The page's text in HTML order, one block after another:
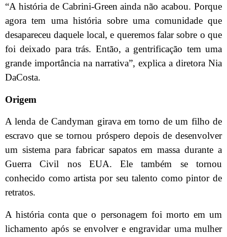
“A história de Cabrini-Green ainda não acabou. Porque
agora tem uma história sobre uma comunidade que
desapareceu daquele local, e queremos falar sobre o que
foi deixado para trás. Então, a gentrificação tem uma
grande importância na narrativa”, explica a diretora Nia
DaCosta.
Origem
A lenda de Candyman girava em torno de um filho de
escravo que se tornou próspero depois de desenvolver
um sistema para fabricar sapatos em massa durante a
Guerra Civil nos EUA. Ele também se tornou
conhecido como artista por seu talento como pintor de
retratos.
A história conta que o personagem foi morto em um
lichamento após se envolver e engravidar uma mulher